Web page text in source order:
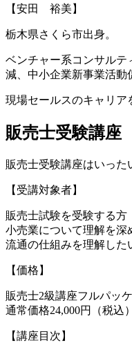
【安田 裕美】
栃木県さくら市出身。
ベンチャー系コンサルテ
減、中小企業新事業活動
現場セールスのキャリア
販売士受験講座
販売士受験講座はいった
【受講対象者】
販売士試験を受験する方
小売業について理解を深
流通の仕組みを理解した
【価格】
販売士2級講座フルパッ
通常価格24,000円（税込
【講座目次】